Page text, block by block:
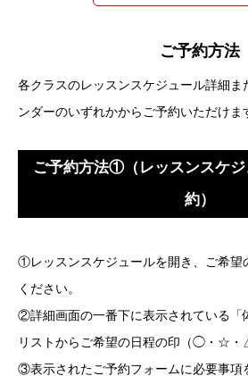
ご予約方法
各クラスのレッスンスケジュール詳細ま
ンダーのいずれかからご予約いただけま
ご予約方法①（レッスンスケ
約）
①レッスンスケジュールを開き、ご希望
ください。
②詳細画面の一番下に表示されている「
リストからご希望の日程の印（◯・☆・
③表示されたご予約フォームに必要事項